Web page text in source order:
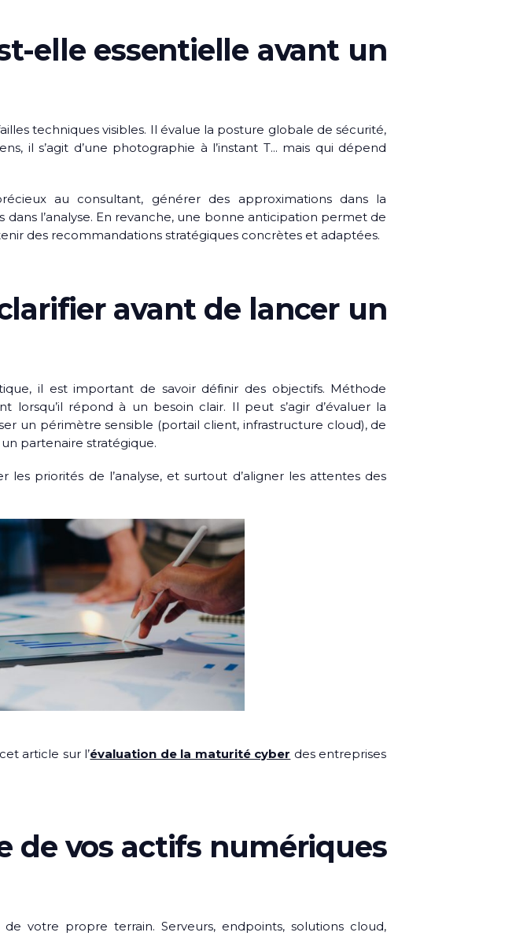
elle essentielle avant un
techniques visibles. Il évalue la posture globale de sécurité,
il s’agit d’une photographie à l’instant T… mais qui dépend
au consultant, générer des approximations dans la
l’analyse. En revanche, une bonne anticipation permet de
des recommandations stratégiques concrètes et adaptées.
avant de lancer un
il est important de savoir définir des objectifs. Méthode
lorsqu’il répond à un besoin clair. Il peut s’agir d’évaluer la
un périmètre sensible (portail client, infrastructure cloud), de
partenaire stratégique.
priorités de l’analyse, et surtout d’aligner les attentes des
article sur l’évaluation de la maturité cyber des entreprises
de vos actifs numériques
votre propre terrain. Serveurs, endpoints, solutions cloud,